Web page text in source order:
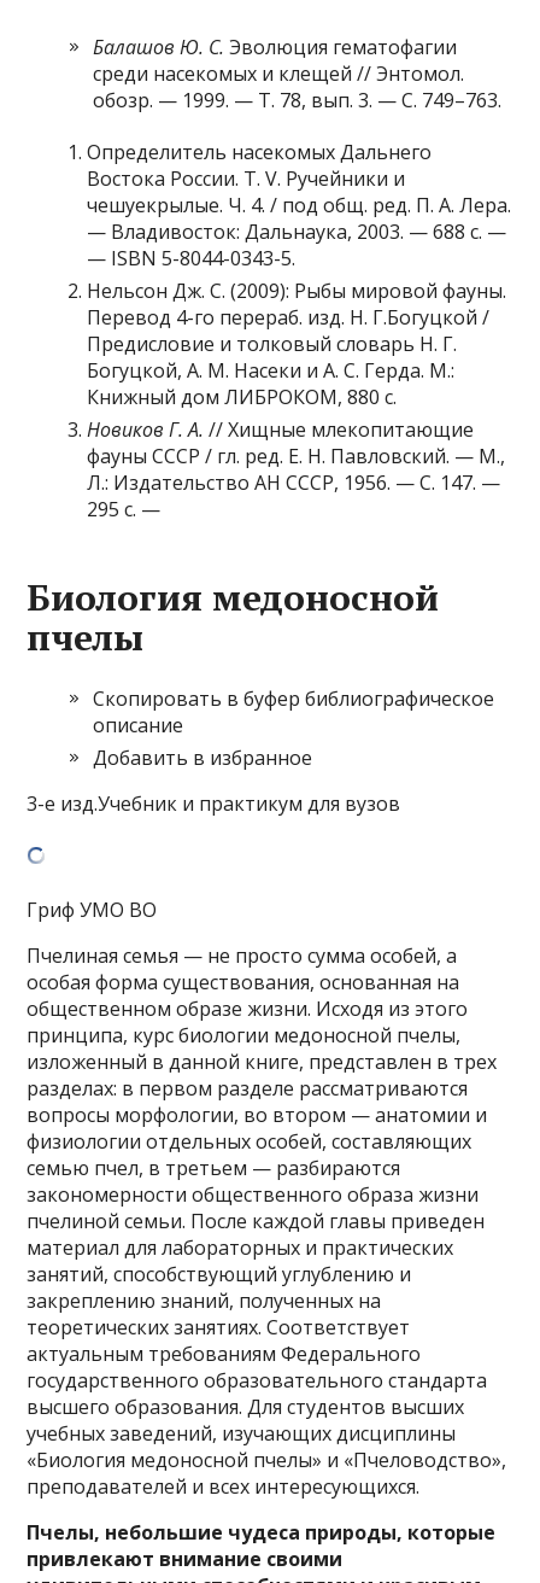
Балашов Ю. С. Эволюция гематофагии
среди насекомых и клещей // Энтомол.
обозр. — 1999. — Т. 78, вып. 3. — С. 749–763.
Определитель насекомых Дальнего
Востока России. Т. V. Ручейники и
чешуекрылые. Ч. 4. / под общ. ред. П. А. Лера.
— Владивосток: Дальнаука, 2003. — 688 с. —
— ISBN 5-8044-0343-5.
Нельсон Дж. С. (2009): Рыбы мировой фауны.
Перевод 4-го перераб. изд. Н. Г.Богуцкой /
Предисловие и толковый словарь Н. Г.
Богуцкой, А. М. Насеки и А. С. Герда. М.:
Книжный дом ЛИБРОКОМ, 880 с.
Новиков Г. А. // Хищные млекопитающие
фауны СССР / гл. ред. Е. Н. Павловский. — М.,
Л.: Издательство АН СССР, 1956. — С. 147. —
295 с. —
Биология медоносной
пчелы
Скопировать в буфер библиографическое
описание
Добавить в избранное
3-е изд.Учебник и практикум для вузов
Гриф УМО ВО
Пчелиная семья — не просто сумма особей, а
особая форма существования, основанная на
общественном образе жизни. Исходя из этого
принципа, курс биологии медоносной пчелы,
изложенный в данной книге, представлен в трех
разделах: в первом разделе рассматриваются
вопросы морфологии, во втором — анатомии и
физиологии отдельных особей, составляющих
семью пчел, в третьем — разбираются
закономерности общественного образа жизни
пчелиной семьи. После каждой главы приведен
материал для лабораторных и практических
занятий, способствующий углублению и
закреплению знаний, полученных на
теоретических занятиях. Соответствует
актуальным требованиям Федерального
государственного образовательного стандарта
высшего образования. Для студентов высших
учебных заведений, изучающих дисциплины
«Биология медоносной пчелы» и «Пчеловодство»,
преподавателей и всех интересующихся.
Пчелы, небольшие чудеса природы, которые
привлекают внимание своими